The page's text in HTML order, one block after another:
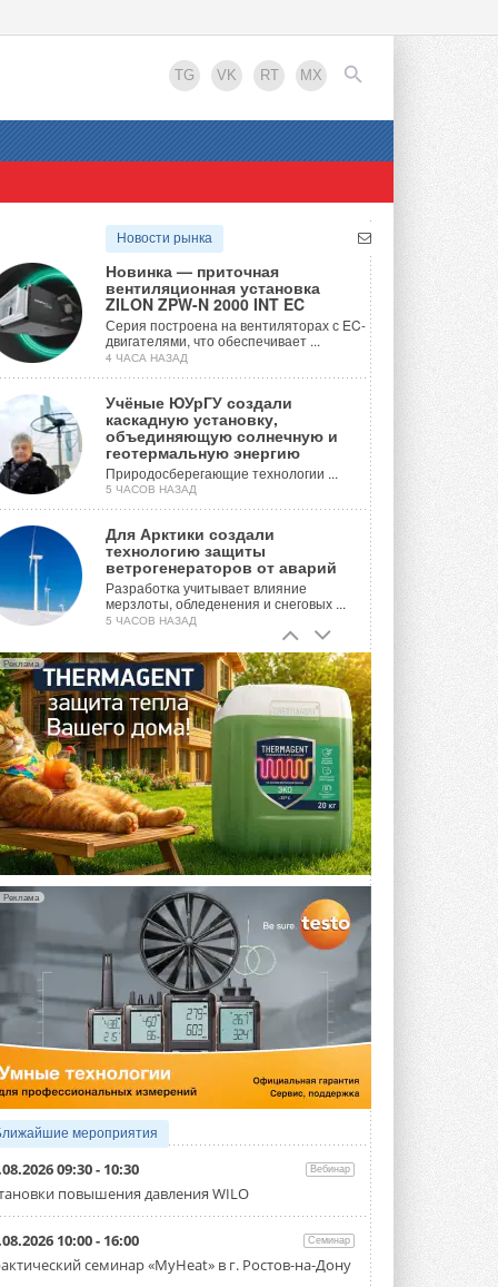
TG VK RT MX
EN
Новости рынка
Новинка — приточная
вентиляционная установка
ZILON ZPW-N 2000 INT EC
Серия построена на вентиляторах с EC-
двигателями, что обеспечивает ...
4 ЧАСА НАЗАД
Учёные ЮУрГУ создали
каскадную установку,
объединяющую солнечную и
геотермальную энергию
Природосберегающие технологии ...
5 ЧАСОВ НАЗАД
Для Арктики создали
технологию защиты
ветрогенераторов от аварий
Разработка учитывает влияние
мерзлоты, обледенения и снеговых ...
5 ЧАСОВ НАЗАД
Гибридный тепловой насос PV/T
с одним общим испарителем
Исследователи предложили
конструкцию двухисточникового ...
ВЧЕРА
21-й ежегодный форум
«ЦОД-2026»
Мероприятие пройдет 2-3 сентября в
отеле Radisson Slavyanskaya. Форум
посетит более двух тысяч участников ...
ВЧЕРА
Китайская Shenling представила
линейку тепловых насосов
«воздух-вода» на R290
Серия ThermaX R290 All-In-One
включает три модели ...
4 АВГУСТА 2026
Тепловые насосы в связке с
солнечной генерацией и
накопителем снижают
потребление на 60%
Исследователи из Италии установили ...
4 АВГУСТА 2026
«РУСКЛИМАТ Fest 2026» в Уфе
собрал свыше 700 профи
климатической отрасли
Организатором выступил торгово-
производственный холдинг ...
3 АВГУСТА 2026
Реклама
Реклама
мероприятия
09:30 - 10:30 Вебинар
повышения давления WILO
10:00 - 16:00 Семинар
семинар «MyHeat» в г. Ростов-на-Дону